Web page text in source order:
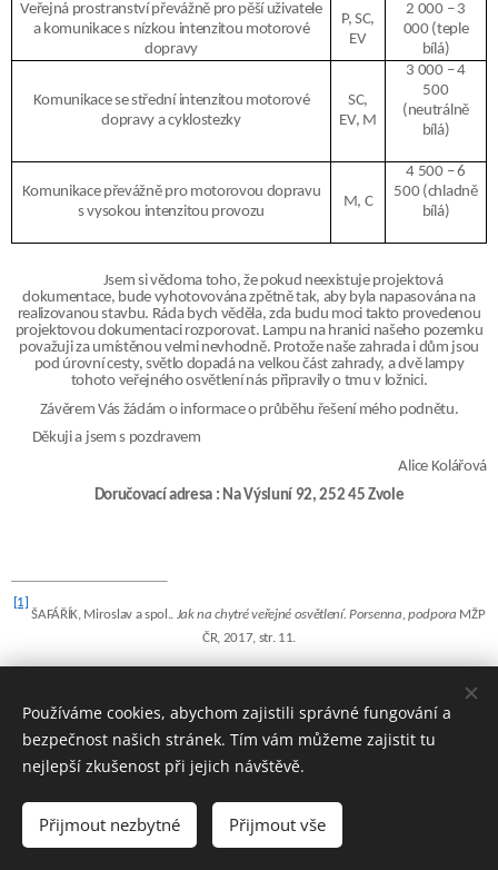
Veřejná prostranství převážně pro pěší uživatele
a komunikace s nízkou intenzitou motorové
dopravy
P, SC,
EV
2 000 – 3
000 (teple
bílá)
Komunikace se střední intenzitou motorové
dopravy a cyklostezky
SC,
EV, M
3 000 – 4
500
(neutrálně
bílá)
Komunikace převážně pro motorovou dopravu
s vysokou intenzitou provozu
M, C
4 500 – 6
500 (chladně
bílá)
Jsem si vědoma toho, že pokud neexistuje projektová
dokumentace, bude vyhotovována zpětně tak, aby byla napasována na
realizovanou stavbu. Ráda bych věděla, zda budu moci takto provedenou
projektovou dokumentaci rozporovat. Lampu na hranici našeho pozemku
považuji za umístěnou velmi nevhodně. Protože naše zahrada i dům jsou
pod úrovní cesty, světlo dopadá na velkou část zahrady, a dvě lampy
tohoto veřejného osvětlení nás připravily o tmu v ložnici.
Závěrem Vás žádám o informace o průběhu řešení mého podnětu.
Děkuji a jsem s pozdravem
Alice Kolářová
Doručovací adresa : Na Výsluní 92, 252 45 Zvole
[1]
ŠAFÁŘÍK, Miroslav a spol.. Jak na chytré veřejné osvětlení. Porsenna, podpora MŽP
ČR, 2017, str. 11.
_____________________________
16.12.2019
Vážený pane starosto, vážení ostatní,
protože jsem byl v kopii tohoto mejlu, snad jako člen
Používáme cookies, abychom zajistili správné fungování a
bezpečnost našich stránek. Tím vám můžeme zajistit tu
nejlepší zkušenost při jejich návštěvě.
Přijmout nezbytné Přijmout vše